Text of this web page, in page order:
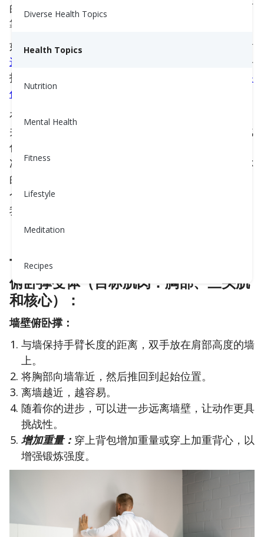
Diverse Health Topics
Health Topics
Nutrition
Mental Health
Fitness
Lifestyle
Meditation
Recipes
的健身计划中结合有氧和力量训练，你就有了一种可
靠的配方，来实现健康平衡的生活。
如果你是力量训练的新手，不用担心！你可以先查看
这篇文章
，获取一些很棒的入门技巧。如果你正在寻
找简单的等长收缩练习开始，我们这里也有提供
相关
信息.
在这篇文章中，我将向你展示 8 个全身锻炼的练习，
并提供增加额外重量的建议。记住，成长来自于挑战
你的能力。当你不断提高时，选择一个让最后 2 到 3
次重复变得具有挑战性的重量，同时当然不要影响你
的姿势。如果感觉太简单，增加更多的重量。选择 5
个练习，目标是每个练习 3 组，每组 8 到 12 次。让
我们开始吧！或者将这篇文章保存以备以后使用！
上半身练习：
俯卧撑变体（目标肌肉：胸部、三头肌
和核心）：
墙壁俯卧撑：
与墙保持手臂长度的距离，双手放在肩部高度的墙
上。
将胸部向墙靠近，然后推回到起始位置。
离墙越近，越容易。
随着你的进步，可以进一步远离墙壁，让动作更具
挑战性。
增加重量： 穿上背包增加重量或穿上加重背心，以
增强锻炼强度。